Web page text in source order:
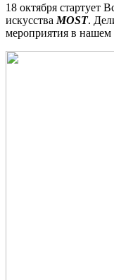
18 октября стартует
искусства MOST.
мероприятия в нашем